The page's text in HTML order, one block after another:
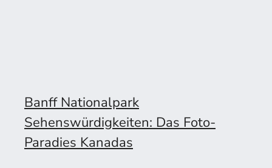
Banff Nationalpark
Sehenswürdigkeiten: Das Foto-
Paradies Kanadas